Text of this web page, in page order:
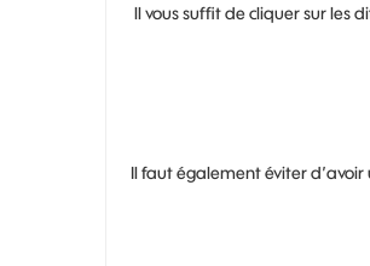
ll vous suffit de cliquer sur les
Il faut également éviter